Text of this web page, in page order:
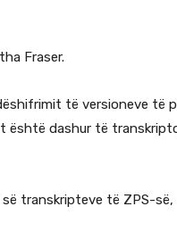
Fraser.
të versioneve të
dashur të
transkripteve të ZPS-